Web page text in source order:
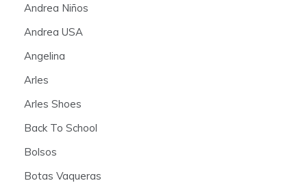
Andrea Niños
Andrea USA
Angelina
Arles
Arles Shoes
Back To School
Bolsos
Botas Vaqueras